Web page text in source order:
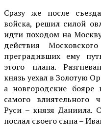
Сразу же после
войска, решил си­лой
идти похо­дом на
дей­ствия
преградивших ему
этого плана.
князь уехал в Зо­лотую
а новго­родские бояре
само­го влиятельного
Руси – князя Даниила.
послал своего сына –